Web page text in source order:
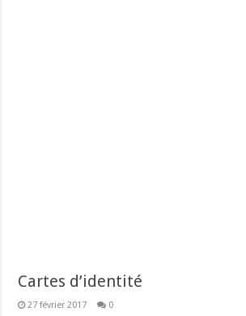
Cartes d’identité
27 février 2017 0